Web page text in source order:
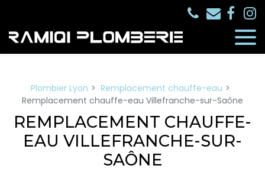
Plombier Lyon
Remplacement chauffe-eau
Remplacement chauffe-eau Villefranche-sur-Saône
REMPLACEMENT CHAUFFE-
EAU VILLEFRANCHE-SUR-
SAÔNE